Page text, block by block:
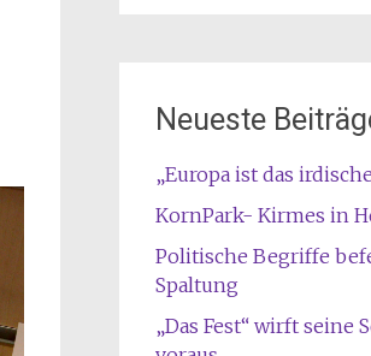
Neueste
„Europa ist das
KornPark- Kirmes in
Politische Begriffe
Spaltung
„Das Fest“ wirft seine